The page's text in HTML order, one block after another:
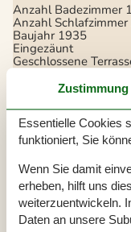
Anzahl Badezimmer 1
Anzahl Schlafzimmer
Baujahr 1935
Eingezäunt
Geschlossene
Nichtraucher
Wohnfläche in m² 40
Draußen
Eingezäuntes
Gartengrill
Gartenmöbel
Kohlegrill
Terrasse
Zustimmung
Essentielle Cookies
funktioniert, Sie
Wenn Sie damit
erheben, hilft uns
weiterzuentwickeln.
Daten an unsere